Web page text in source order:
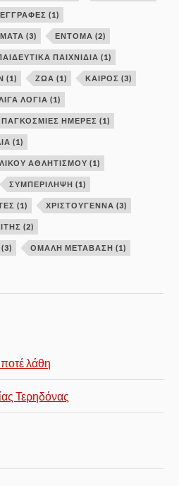
ΕΓΓΡΑΦΕΣ (1)
(3) ΕΝΤΟΜΑ (2)
ΠΑΙΧΝΊΔΙΑ (1)
(1) ΖΩΑ (1) ΚΑΙΡΟΣ (3)
ΛΟΓΙΑ (1)
ΠΑΓΚΟΣΜΙΕΣ ΗΜΕΡΕΣ (1)
(1)
ΑΘΛΗΤΙΣΜΟΎ (1)
ΣΥΜΠΕΡΙΛΗΨΗ (1)
(1) ΧΡΙΣΤΟΥΓΕΝΝΑ (3)
(2)
(3) ΟΜΑΛΉ ΜΕΤΆΒΑΣΗ (1)
ποτέ λάθη
Τερηδόνας